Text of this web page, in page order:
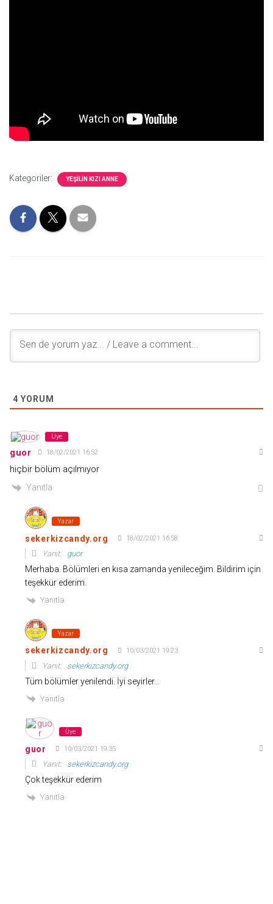
Kategoriler: YEŞILIN KIZI ANNE
4 YORUM
Üye
guor 18/02/2021 16:52
hiçbir bölüm açılmıyor
Yanıtla
Yazar
sekerkizcandy.org 18/02/2021 16:58
Yanıt: guor
Merhaba. Bölümleri en kısa zamanda yenileceğim. Bildirim için
teşekkür ederim.
Yanıtla
Yazar
sekerkizcandy.org 10/03/2021 19:23
Yanıt: sekerkizcandy.org
Tüm bölümler yenilendi. İyi seyirler…
Yanıtla
Üye
guor 10/03/2021 19:35
Yanıt: sekerkizcandy.org
Çok teşekkür ederim
Yanıtla